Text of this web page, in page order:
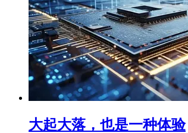
大起大落，也是一种体验